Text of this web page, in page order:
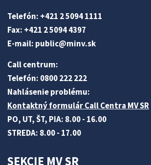
Telefón: +421 2 5094 1111
Fax: +421 2 5094 4397
E-mail: public@minv.sk
Call centrum:
Telefón: 0800 222 222
Nahlásenie problému:
Kontaktný formulár Call Centra MV SR
PO, UT, ŠT, PIA: 8.00 - 16.00
STREDA: 8.00 - 17.00
SEKCIE MV SR